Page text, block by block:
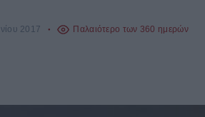
2017 Παλαιότερο των 360 ημερών